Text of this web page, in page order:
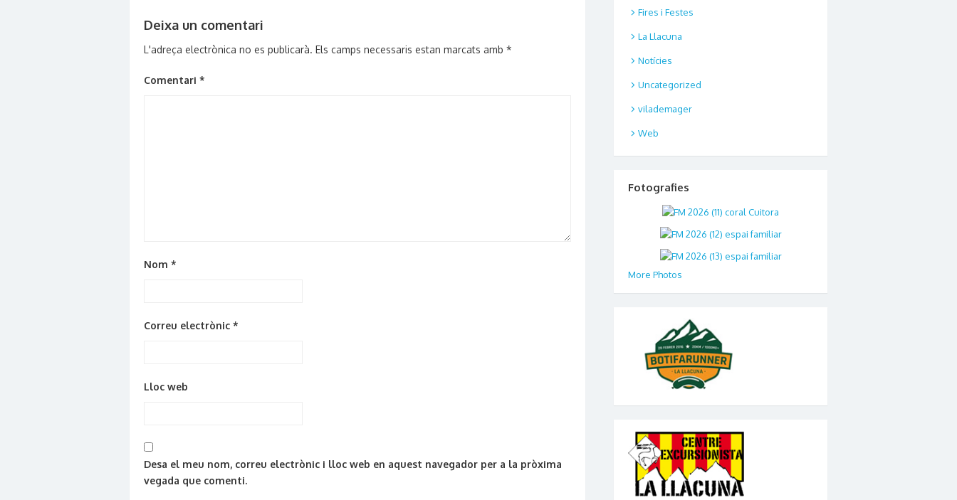
Deixa un comentari
L'adreça electrònica no es publicarà. Els camps necessaris estan marcats amb *
Comentari *
Nom *
Correu electrònic *
Lloc web
Desa el meu nom, correu electrònic i lloc web en aquest navegador per a la pròxima
vegada que comenti.
Fires i Festes
La Llacuna
Notícies
Uncategorized
vilademager
Web
Fotografies
More Photos